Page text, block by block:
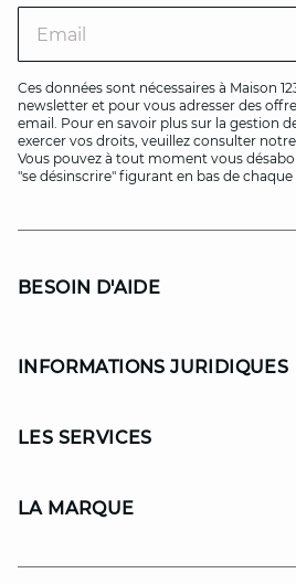
Ces données sont nécessaires à Maison
newsletter et pour vous adresser des
email. Pour en savoir plus sur la gestion
exercer vos droits, veuillez consulter notre
Vous pouvez à tout moment vous
"se désinscrire" figurant en bas de chaque
BESOIN D'AIDE
INFORMATIONS JURIDIQUES
LES SERVICES
LA MARQUE